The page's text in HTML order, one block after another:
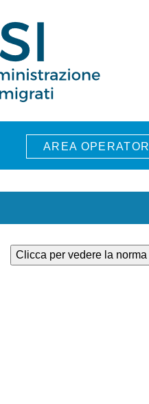
AREA OPERATORI
Clicca per vedere la norma